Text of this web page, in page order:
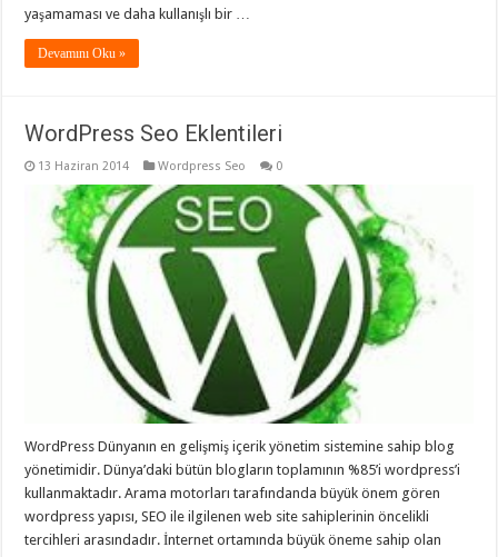
yaşamaması ve daha kullanışlı bir …
Devamını Oku »
WordPress Seo Eklentileri
13 Haziran 2014 Wordpress Seo 0
WordPress Dünyanın en gelişmiş içerik yönetim sistemine sahip blog
yönetimidir. Dünya’daki bütün blogların toplamının %85’i wordpress’i
kullanmaktadır. Arama motorları tarafındanda büyük önem gören
wordpress yapısı, SEO ile ilgilenen web site sahiplerinin öncelikli
tercihleri arasındadır. İnternet ortamında büyük öneme sahip olan